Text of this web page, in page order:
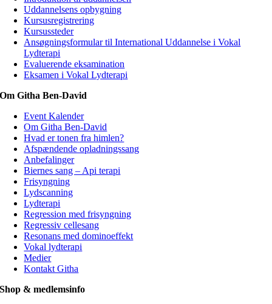
Uddannelsens opbygning
Kursusregistrering
Kursussteder
Ansøgningsformular til International Uddannelse i Vokal
Lydterapi
Evaluerende eksamination
Eksamen i Vokal Lydterapi
Om Githa Ben-David
Event Kalender
Om Githa Ben-David
Hvad er tonen fra himlen?
Afspændende opladningssang
Anbefalinger
Biernes sang – Api terapi
Frisyngning
Lydscanning
Lydterapi
Regression med frisyngning
Regressiv cellesang
Resonans med dominoeffekt
Vokal lydterapi
Medier
Kontakt Githa
Shop & medlemsinfo